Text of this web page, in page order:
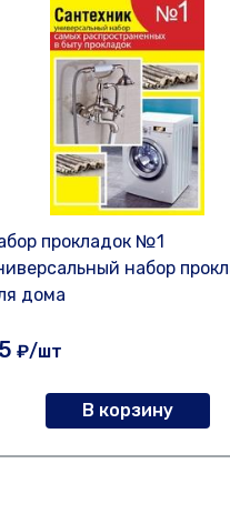
прокладок №1
набор
дома
₽/шт
В корзину